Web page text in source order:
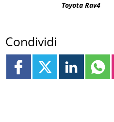
Toyota Rav4
Condividi